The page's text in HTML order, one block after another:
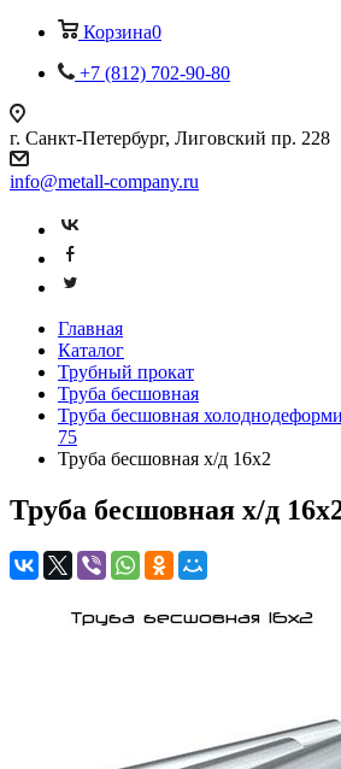
Корзина0
+7 (812) 702-90-80
г. Санкт-Петербург, Лиговский пр. 228
info@metall-company.ru
Главная
Каталог
Трубный прокат
Труба бесшовная
Труба бесшовная
75
Труба бесшовная х/д 16х2
Труба бесшовная х/д